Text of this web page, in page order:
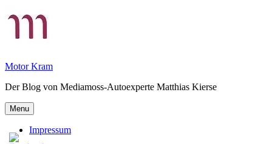
to
Motor Kram
Der Blog von Mediamoss-Autoexperte Matthias Kierse
Menu
Impressum